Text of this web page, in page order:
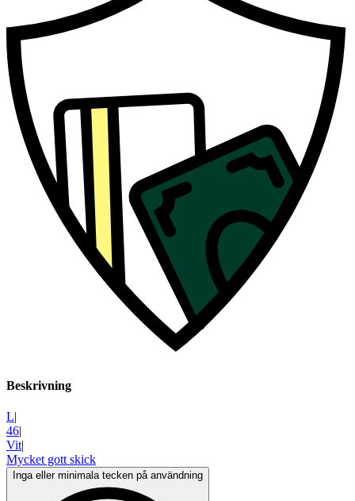
Beskrivning
L|
46|
Vit|
Mycket gott skick
Inga eller minimala tecken på användning